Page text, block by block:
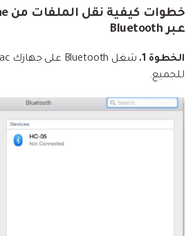
عبر Bluetooth
الخطوة 1.
للجميع.